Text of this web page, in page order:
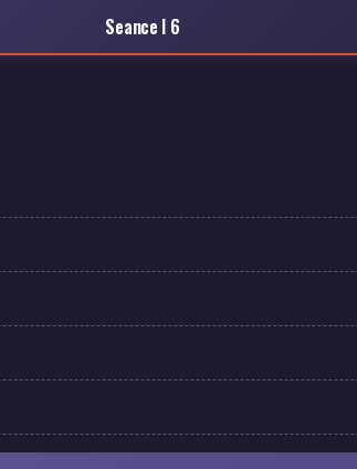
Seance I 6